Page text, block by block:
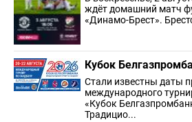
ждёт домашний матч
«Динамо-Брест».
Кубок
Стали известны даты
международного
«Кубок
Традицио...